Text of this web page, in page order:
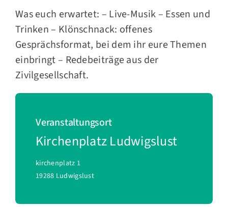
Was euch erwartet: – Live-Musik – Essen und
Trinken – Klönschnack: offenes
Gesprächsformat, bei dem ihr eure Themen
einbringt – Redebeiträge aus der
Zivilgesellschaft.
Veranstaltungsort
Kirchenplatz Ludwigslust
kirchenplatz 1
19288 Ludwigslust